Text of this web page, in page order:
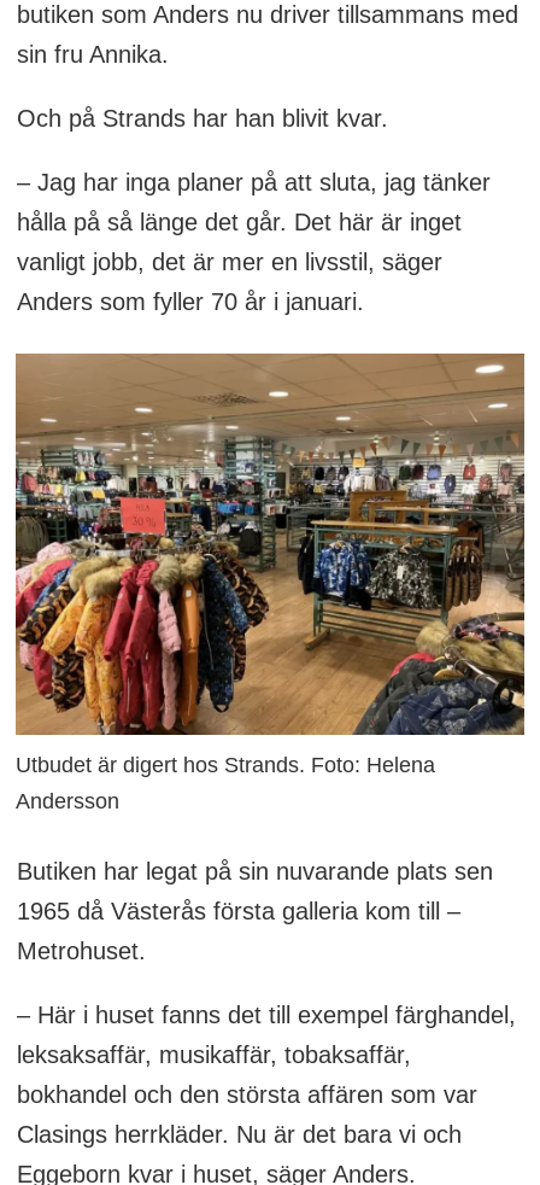
butiken som Anders nu driver tillsammans med
sin fru Annika.
Och på Strands har han blivit kvar.
– Jag har inga planer på att sluta, jag tänker
hålla på så länge det går. Det här är inget
vanligt jobb, det är mer en livsstil, säger
Anders som fyller 70 år i januari.
Utbudet är digert hos Strands. Foto: Helena
Andersson
Butiken har legat på sin nuvarande plats sen
1965 då Västerås första galleria kom till –
Metrohuset.
– Här i huset fanns det till exempel färghandel,
leksaksaffär, musikaffär, tobaksaffär,
bokhandel och den största affären som var
Clasings herrkläder. Nu är det bara vi och
Eggeborn kvar i huset, säger Anders.